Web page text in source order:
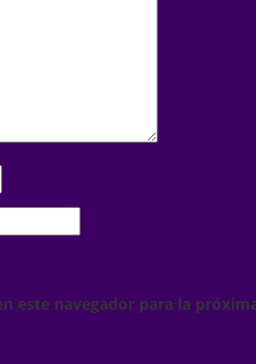
este navegador para la